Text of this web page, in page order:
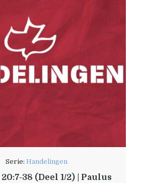
Serie:Handelingen
38 (Deel 1/2) | Paulus